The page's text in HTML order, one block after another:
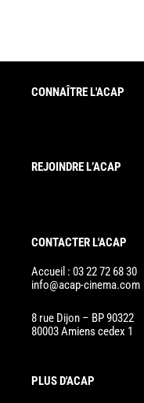
CONNAÎTRE L'ACAP
REJOINDRE L’ACAP
CONTACTER L'ACAP
Accueil : 03 22 72 68 30
info@acap-cinema.com
8 rue Dijon – BP 90322
80003 Amiens cedex 1
PLUS D'ACAP